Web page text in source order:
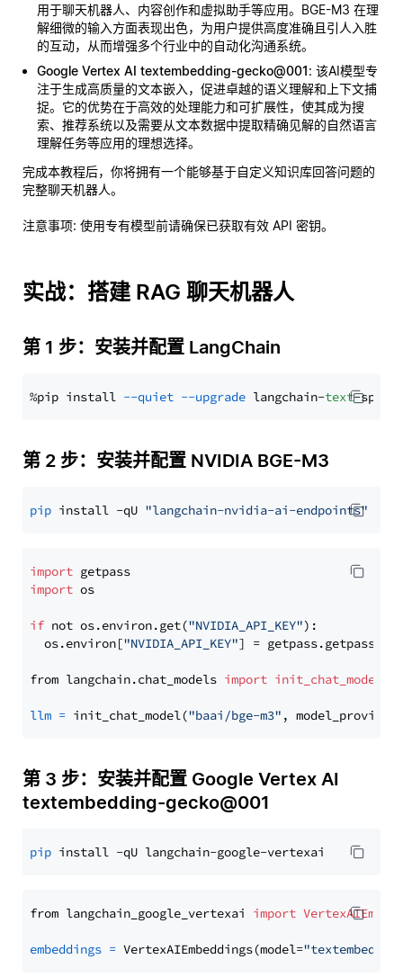
用于聊天机器人、内容创作和虚拟助手等应用。BGE-M3 在理
解细微的输入方面表现出色，为用户提供高度准确且引人入胜
的互动，从而增强多个行业中的自动化沟通系统。
Google Vertex AI textembedding-gecko@001: 该AI模型专
注于生成高质量的文本嵌入，促进卓越的语义理解和上下文捕
捉。它的优势在于高效的处理能力和可扩展性，使其成为搜
索、推荐系统以及需要从文本数据中提取精确见解的自然语言
理解任务等应用的理想选择。
完成本教程后，你将拥有一个能够基于自定义知识库回答问题的
完整聊天机器人。
注意事项: 使用专有模型前请确保已获取有效 API 密钥。
实战：搭建 RAG 聊天机器人
第 1 步：安装并配置 LangChain
%pip install --quiet --upgrade langchain-text
第 2 步：安装并配置 NVIDIA BGE-M3
pip install -qU "langchain-nvidia-ai-endpoints"
import
import os
if not os.environ.get("NVIDIA_API_KEY"):
  os.environ[
"NVIDIA_API_KEY"] = getpass.getpass(
from langchain.chat_models import init_chat_model
llm = init_chat_model("baai/bge-m3" , model_provider=
第 3 步：安装并配置 Google Vertex AI
textembedding-gecko@001
pip
from langchain_google_vertexai import
embeddings = VertexAIEmbeddings(model=